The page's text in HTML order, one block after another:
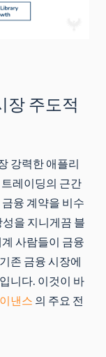
장 주도적
강력한 애플리
레이딩의 근간
융 계약을 비수
을 지니게끔 블
사람들이 금융
존 금융 시장에
니다. 이것이 바
낸스의 주요 전